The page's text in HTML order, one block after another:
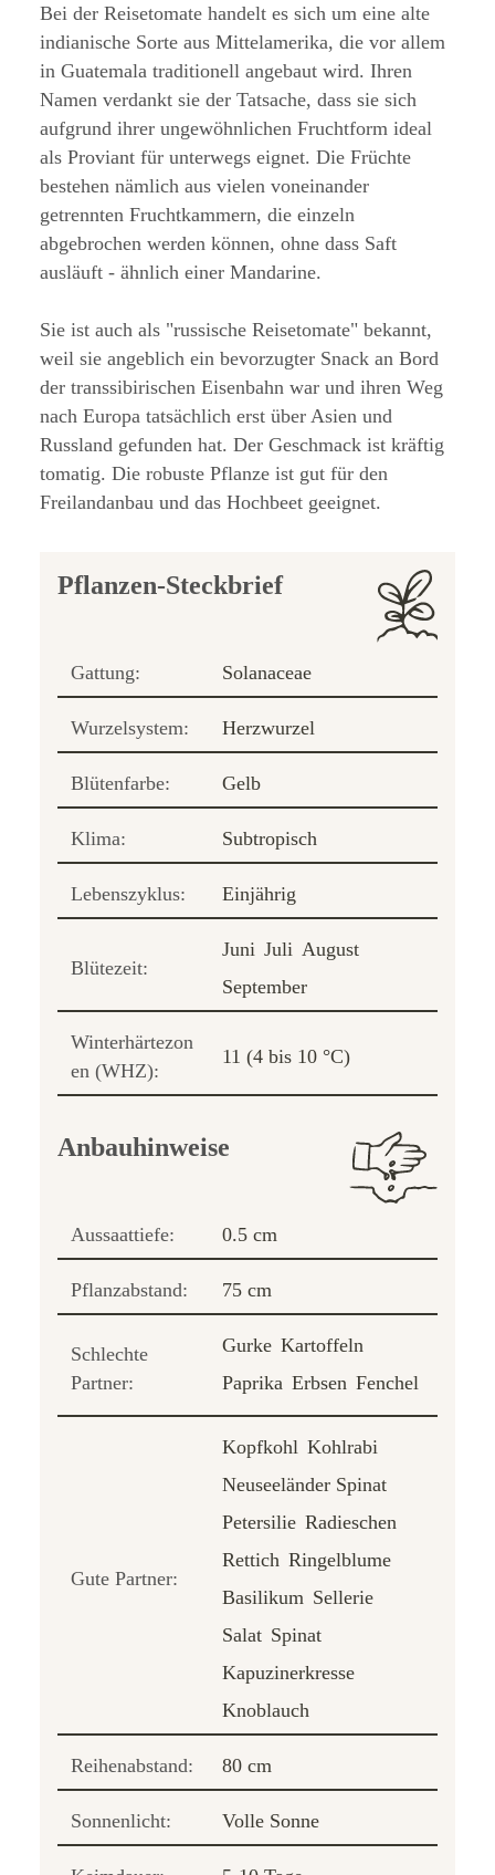
Bei der Reisetomate handelt es sich um eine alte
indianische Sorte aus Mittelamerika, die vor allem
in Guatemala traditionell angebaut wird. Ihren
Namen verdankt sie der Tatsache, dass sie sich
aufgrund ihrer ungewöhnlichen Fruchtform ideal
als Proviant für unterwegs eignet. Die Früchte
bestehen nämlich aus vielen voneinander
getrennten Fruchtkammern, die einzeln
abgebrochen werden können, ohne dass Saft
ausläuft - ähnlich einer Mandarine.
Sie ist auch als "russische Reisetomate" bekannt,
weil sie angeblich ein bevorzugter Snack an Bord
der transsibirischen Eisenbahn war und ihren Weg
nach Europa tatsächlich erst über Asien und
Russland gefunden hat. Der Geschmack ist kräftig
tomatig. Die robuste Pflanze ist gut für den
Freilandanbau und das Hochbeet geeignet.
Pflanzen-Steckbrief
Gattung: Solanaceae
Wurzelsystem: Herzwurzel
Blütenfarbe: Gelb
Klima: Subtropisch
Lebenszyklus: Einjährig
Blütezeit:
Juni Juli August
September
Winterhärtezon
en (WHZ):
11 (4 bis 10 °C)
Anbauhinweise
Aussaattiefe: 0.5 cm
Pflanzabstand: 75 cm
Schlechte
Partner:
Gurke Kartoffeln
Paprika Erbsen Fenchel
Gute Partner:
Kopfkohl Kohlrabi
Neuseeländer Spinat
Petersilie Radieschen
Rettich Ringelblume
Basilikum Sellerie
Salat Spinat
Kapuzinerkresse
Knoblauch
Reihenabstand: 80 cm
Sonnenlicht: Volle Sonne